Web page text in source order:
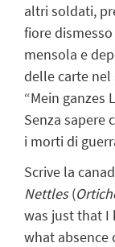
altri soldati,
fiore
mensola e
delle carte
“Mein ganzes
Senza sapere
i morti di
Scrive la
Nettles(
was just that I
what absence